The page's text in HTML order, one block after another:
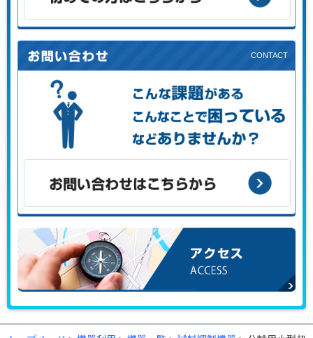
初めての方はこちらから
こんな課題がある、こんなことで困っている、などありませ
お問い合わせはこちらから